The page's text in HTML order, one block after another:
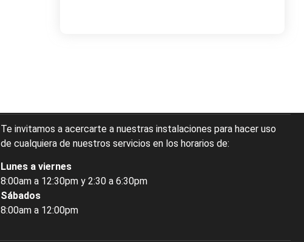
Te invitamos a acercarte a nuestras instalaciones para hacer uso
de cualquiera de nuestros servicios en los horarios de:
Lunes a viernes
8:00am a 12:30pm y 2:30 a 6:30pm
Sábados
8:00am a 12:00pm